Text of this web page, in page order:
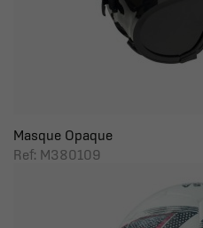
Masque Opaque
Ref: M380109